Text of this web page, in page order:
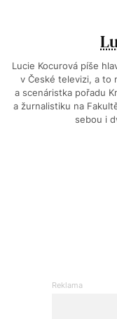
Lucie Kocurová píše
v České televizi, a to
a scenáristka pořadu
a žurnalistiku na
sebou i